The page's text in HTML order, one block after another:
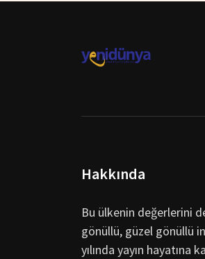
Hakkında
Bu ülkenin değerlerini
gönüllü, güzel gönüllü
yılında yayın hayatına